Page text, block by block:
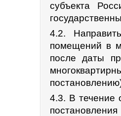
субъекта
4.2.
помещений в
после даты
4.3. В течение